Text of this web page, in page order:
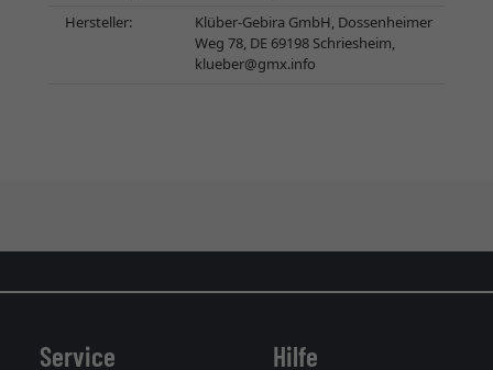
Hersteller:
Klüber-Gebira GmbH, Dossenheimer
Weg 78, DE 69198 Schriesheim,
klueber@gmx.info
Service Hilfe